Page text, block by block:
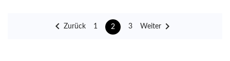
 Zurück 1 2 3 Weiter